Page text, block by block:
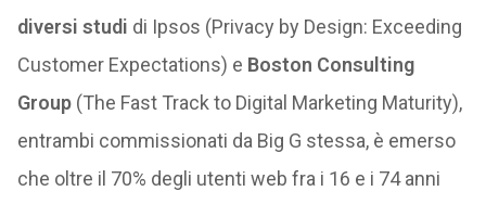
diversi studi di Ipsos (Privacy by Design: Exceeding
Customer Expectations) e Boston Consulting
Group(The Fast Track to Digital Marketing Maturity),
entrambi commissionati da Big G stessa, è emerso
che oltre il 70% degli utenti web fra i 16 e i 74 anni